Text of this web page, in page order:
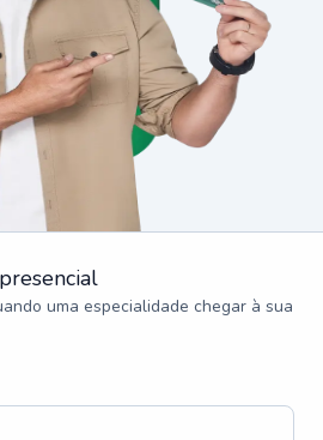
uma especialidade chegar à sua